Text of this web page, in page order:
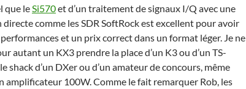
que le Si570et d’un traitement de signaux I/Q avec une
comme les SDR SoftRock est excellent pour avoir
et un prix correct dans un format léger. Je ne
autant un KX3 prendre la place d’un K3 ou d’un TS-
shack d’un DXer ou d’un amateur de concours, même
amplificateur 100W. Comme le fait remarquer Rob, les